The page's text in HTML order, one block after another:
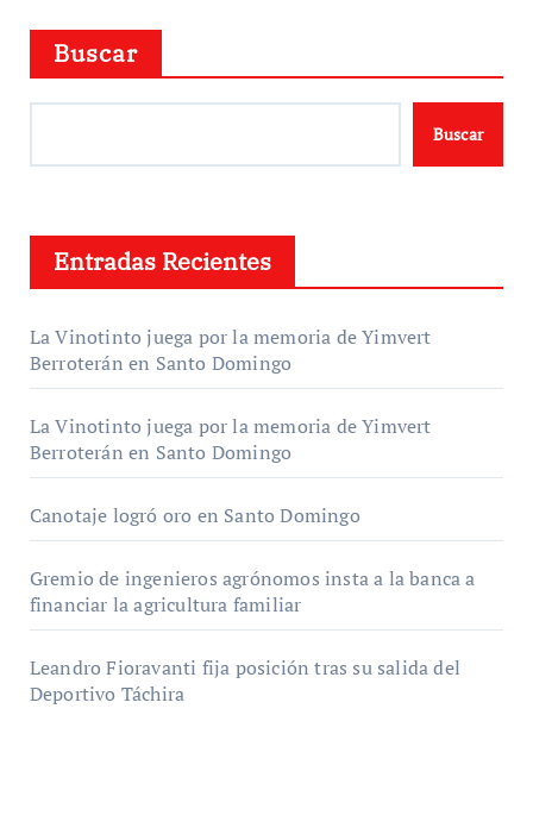
Buscar
Buscar
Entradas Recientes
La Vinotinto juega por la memoria de Yimvert
Berroterán en Santo Domingo
La Vinotinto juega por la memoria de Yimvert
Berroterán en Santo Domingo
Canotaje logró oro en Santo Domingo
Gremio de ingenieros agrónomos insta a la banca a
financiar la agricultura familiar
Leandro Fioravanti fija posición tras su salida del
Deportivo Táchira